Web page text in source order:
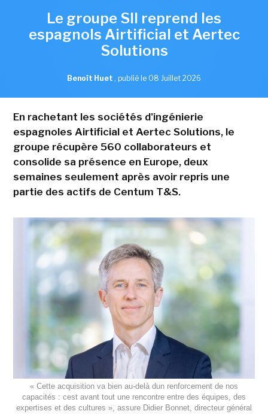
Le groupe SII reprend les
espagnols Airtificial et Aertec
Solutions
Benoît Huet , publié le 08 Juillet 2026
En rachetant les sociétés d'ingénierie
espagnoles Airtificial et Aertec Solutions, le
groupe récupère 560 collaborateurs et
consolide sa présence en Europe, deux
semaines seulement après avoir repris une
partie des actifs de Centum T&S.
« Cette acquisition va bien au-delà dun renforcement de nos
capacités : cest avant tout une rencontre entre des équipes, des
expertises et des cultures », assure Didier Bonnet, directeur général